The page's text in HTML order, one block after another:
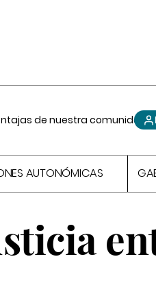
de nuestra comunidad
AUTONÓMICAS